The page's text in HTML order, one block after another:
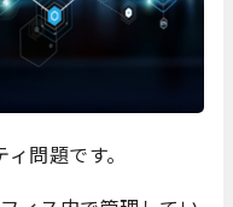
問題です。